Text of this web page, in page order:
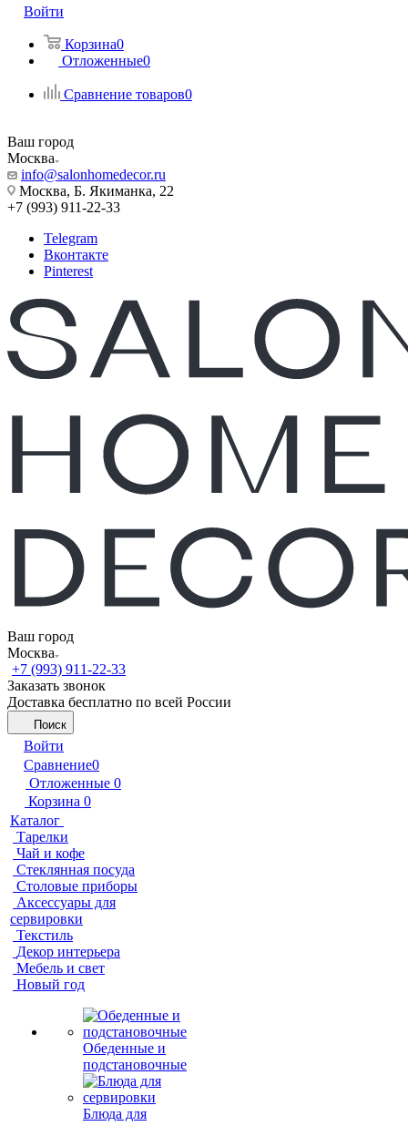
Войти
Корзина0
Отложенные0
Сравнение товаров0
Ваш город
Москва
info@salonhomedecor.ru
Москва, Б. Якиманка, 22
+7 (993) 911-22-33
Telegram
Вконтакте
Pinterest
Ваш город
Москва
+7 (993) 911-22-33
Заказать звонок
Доставка бесплатно по всей России
Поиск
Войти
Сравнение0
Отложенные 0
Корзина 0
Каталог
Тарелки
Чай и кофе
Стеклянная посуда
Столовые приборы
Аксессуары для
сервировки
Текстиль
Декор интерьера
Мебель и свет
Новый год
Обеденные и
подстановочные
Блюда для